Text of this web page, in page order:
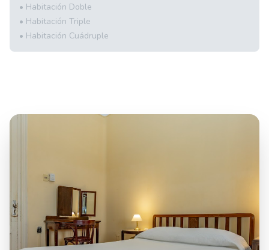
• Habitación Doble
• Habitación Triple
• Habitación Cuádruple